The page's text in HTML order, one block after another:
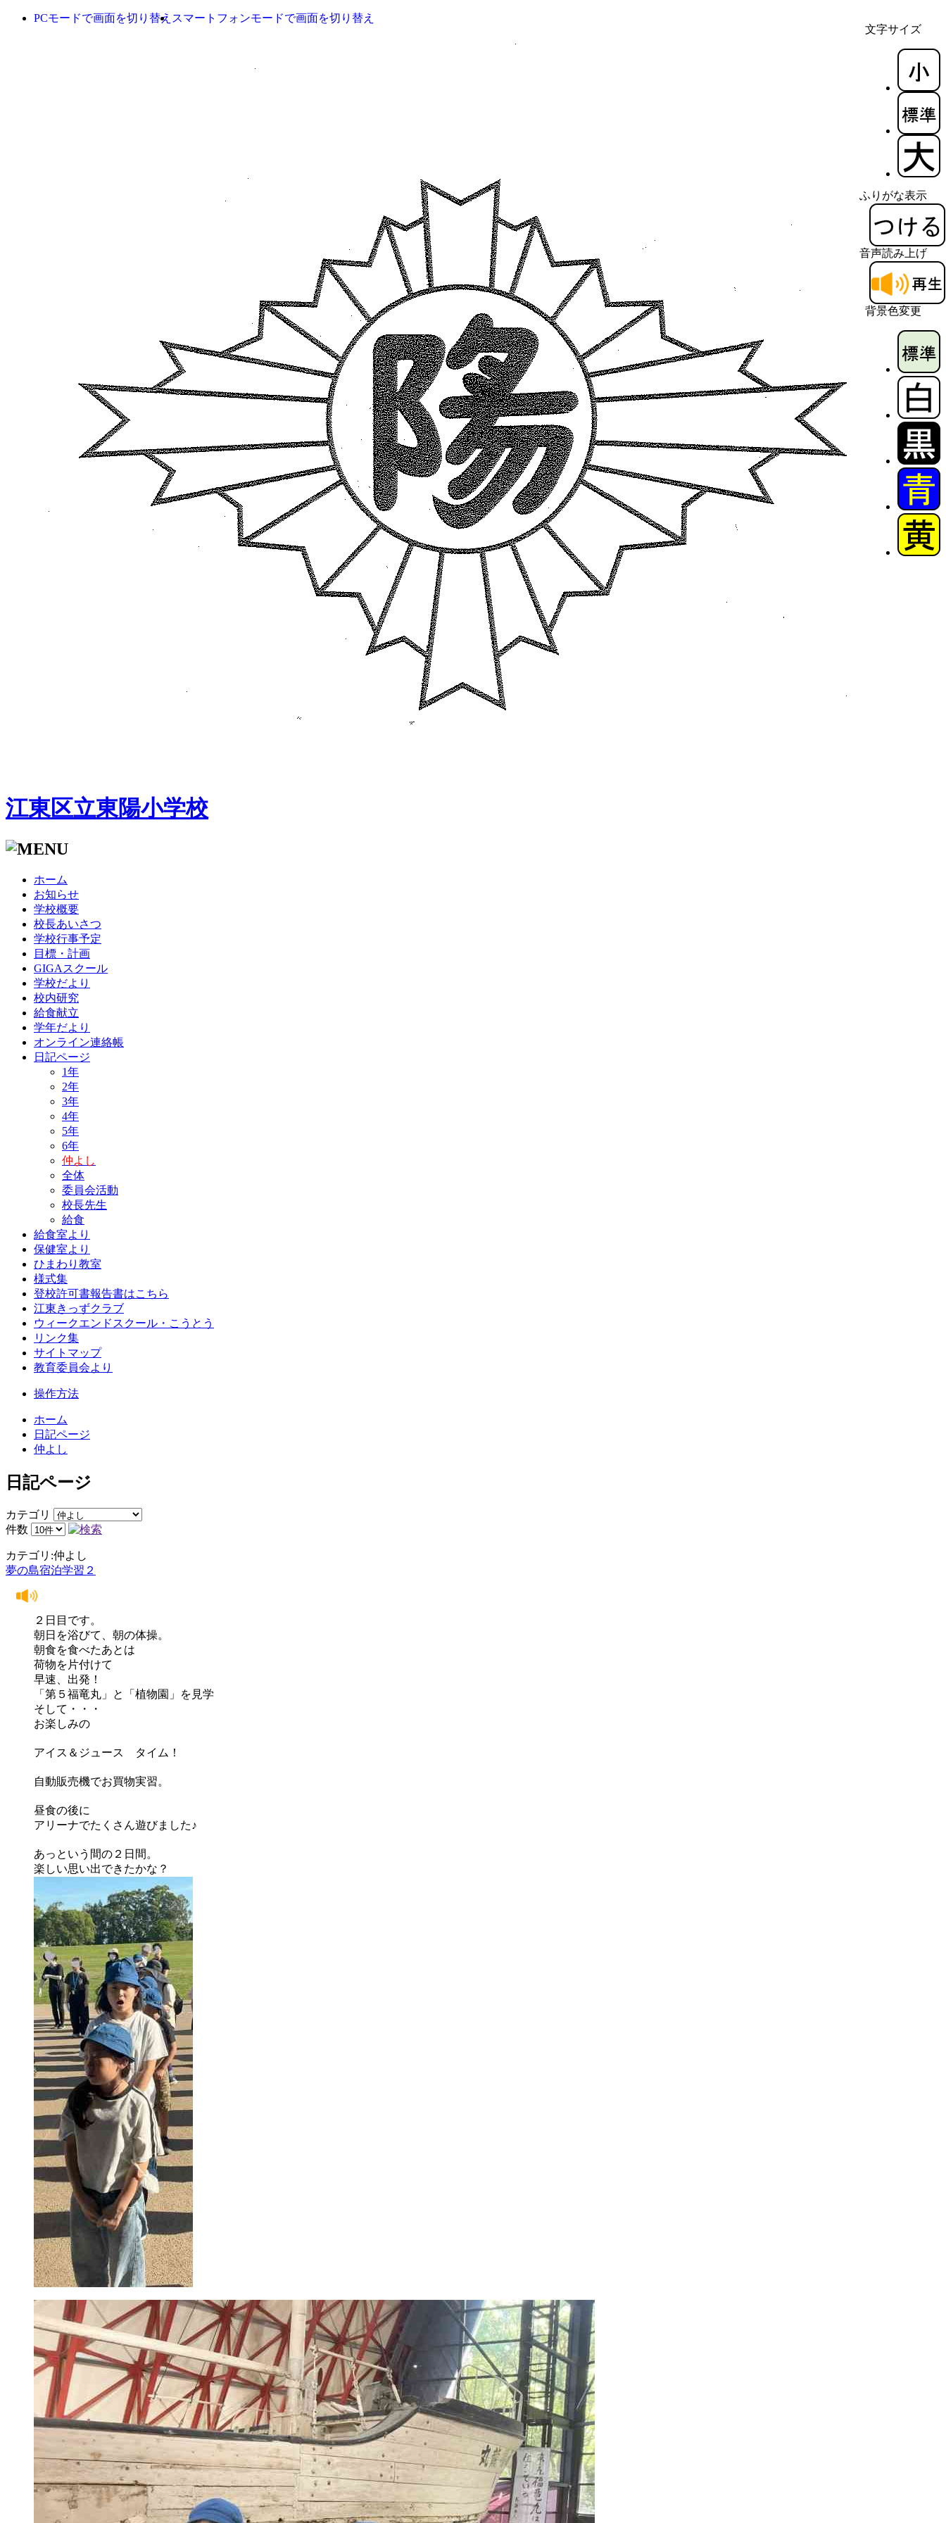
文字サイズ
ふりがな表示
音声読み上げ
背景色変更
PCモードで画面を切り替え スマートフォンモードで画面を切り替え
江東区立東陽小学校
ホーム
お知らせ
学校概要
校長あいさつ
学校行事予定
目標・計画
GIGAスクール
学校だより
校内研究
給食献立
学年だより
オンライン連絡帳
日記ページ
1年
2年
3年
4年
5年
6年
仲よし
全体
委員会活動
校長先生
給食
給食室より
保健室より
ひまわり教室
様式集
登校許可書報告書はこちら
江東きっずクラブ
ウィークエンドスクール・こうとう
リンク集
サイトマップ
教育委員会より
操作方法
ホーム
日記ページ
仲よし
日記ページ
カテゴリ
件数
カテゴリ:仲よし
夢の島宿泊学習２
２日目です。
朝日を浴びて、朝の体操。
朝食を食べたあとは
荷物を片付けて
早速、出発！
「第５福竜丸」と「植物園」を見学
そして・・・
お楽しみの
アイス＆ジュース タイム！
自動販売機でお買物実習。
昼食の後に
アリーナでたくさん遊びました♪
あっという間の２日間。
楽しい思い出できたかな？